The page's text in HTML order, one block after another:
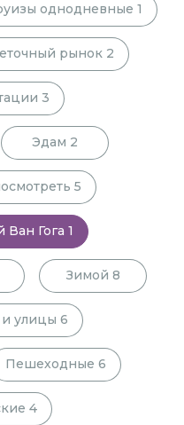
однодневные 1
рынок 2
3
Эдам 2
5
Ван Гога 1
Зимой 8
улицы 6
Пешеходные 6
4